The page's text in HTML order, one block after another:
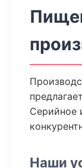
Серийное
Наши